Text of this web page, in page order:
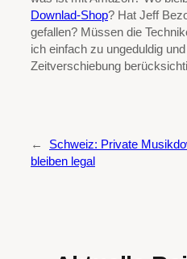
Downlad-Shop? Hat Jeff
gefallen? Müssen die
ich einfach zu ungeduldig
Zeitverschiebung
←
Schweiz: Private
bleiben legal